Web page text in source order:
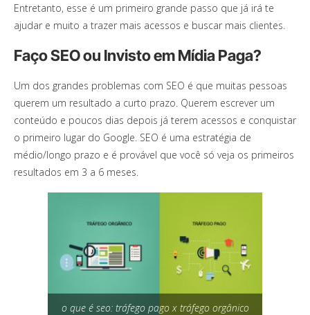
Entretanto, esse é um primeiro grande passo que já irá te
ajudar e muito a trazer mais acessos e buscar mais clientes.
Faço SEO ou Invisto em Mídia Paga?
Um dos grandes problemas com SEO é que muitas pessoas
querem um resultado a curto prazo. Querem escrever um
conteúdo e poucos dias depois já terem acessos e conquistar
o primeiro lugar do Google. SEO é uma estratégia de
médio/longo prazo e é provável que você só veja os primeiros
resultados em 3 a 6 meses.
o que é seo: tráfego pago x tráfego orgânico